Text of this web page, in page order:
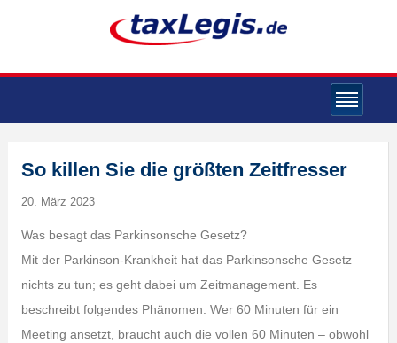
So killen Sie die größten Zeitfresser
20. März 2023
Was besagt das Parkinsonsche Gesetz?
Mit der Parkinson-Krankheit hat das Parkinsonsche Gesetz
nichts zu tun; es geht dabei um Zeitmanagement. Es
beschreibt folgendes Phänomen: Wer 60 Minuten für ein
Meeting ansetzt, braucht auch die vollen 60 Minuten – obwohl